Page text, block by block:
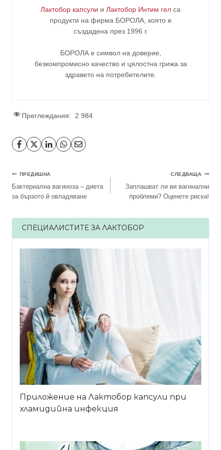
Лактобор капсули и Лактобор Интим гел са
продукти на фирма БОРОЛА, която е
създадена през 1996 г.
БОРОЛА е символ на доверие,
безкомпромисно качество и цялостна грижа за
здравето на потребителите.
Преглеждания: 2 984
Навигация
ПРЕДИШНА
Бактериална вагиноза – диета
за бързото й овладяване
СЛЕДВАЩА
Заплашват ли ви вагинални
проблеми? Оценете риска!
СПЕЦИАЛИСТИТЕ ЗА ЛАКТОБОР
Приложение на Лактобор капсули при
хламидийна инфекция